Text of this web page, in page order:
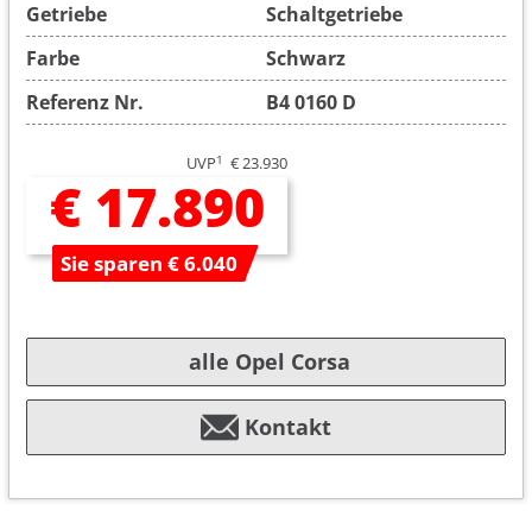
Getriebe
Schaltgetriebe
Farbe
Schwarz
Referenz Nr.
B4 0160 D
UVP1 € 23.930
€ 17.890
Sie sparen € 6.040
alle Opel Corsa
Kontakt